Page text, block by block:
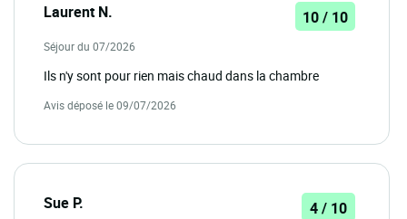
Laurent N. 10 / 10
Séjour du 07/2026
Ils n'y sont pour rien mais chaud dans la chambre
Avis déposé le 09/07/2026
Sue P. 4 / 10